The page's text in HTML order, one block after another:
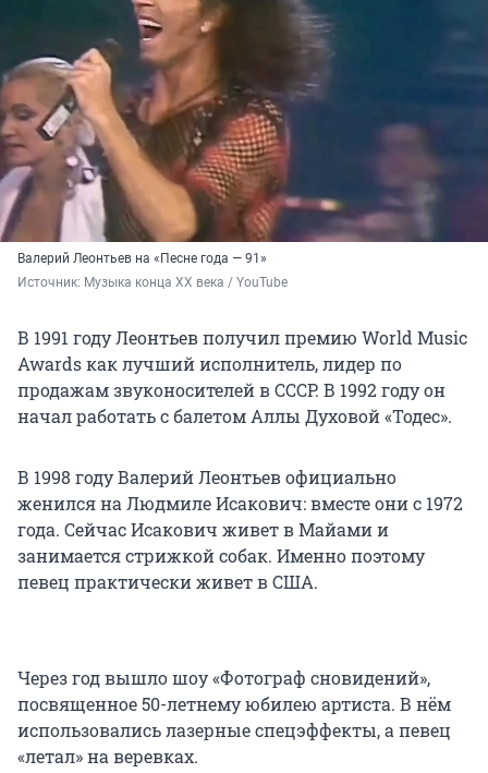
Валерий Леонтьев на «Песне года — 91»
Источник: Музыка конца ХХ века / YouTube
В 1991 году Леонтьев получил премию World Music
Awards как лучший исполнитель, лидер по
продажам звуконосителей в СССР. В 1992 году он
начал работать с балетом Аллы Духовой «Тодес».
В 1998 году Валерий Леонтьев официально
женился на Людмиле Исакович: вместе они с 1972
года. Сейчас Исакович живет в Майами и
занимается стрижкой собак. Именно поэтому
певец практически живет в США.
Через год вышло шоу «Фотограф сновидений»,
посвященное 50-летнему юбилею артиста. В нём
использовались лазерные спецэффекты, а певец
«летал» на веревках.